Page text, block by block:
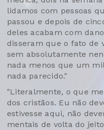
lidamos com pessoas
passou e depois de
deles acabam com
disseram que o fato de
sem absolutamente
nada menos que um
nada parecido."
"Literalmente, o que
dos cristãos. Eu não
estivesse aqui, não
mentais de volta do